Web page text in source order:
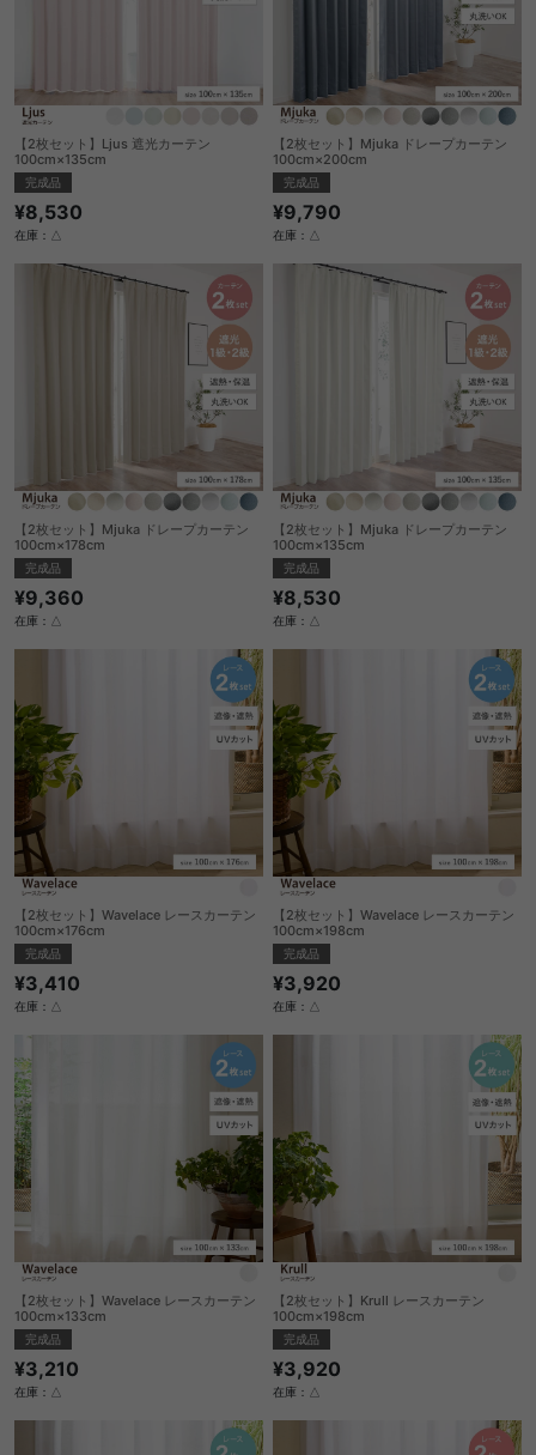
【2枚セット】Ljus 遮光カーテン
100cm×135cm
完成品
¥8,530
在庫：△
【2枚セット】Mjuka ドレープカーテン
100cm×200cm
完成品
¥9,790
在庫：△
【2枚セット】Mjuka ドレープカーテン
100cm×178cm
完成品
¥9,360
在庫：△
【2枚セット】Mjuka ドレープカーテン
100cm×135cm
完成品
¥8,530
在庫：△
【2枚セット】Wavelace レースカーテン
100cm×176cm
完成品
¥3,410
在庫：△
【2枚セット】Wavelace レースカーテン
100cm×198cm
完成品
¥3,920
在庫：△
【2枚セット】Wavelace レースカーテン
100cm×133cm
完成品
¥3,210
在庫：△
【2枚セット】Krull レースカーテン
100cm×198cm
完成品
¥3,920
在庫：△